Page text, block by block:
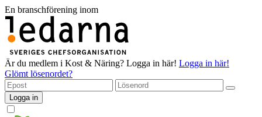
En branschförening inom
Är du medlem i Kost & Näring? Logga in här! Logga in här!
Glömt lösenordet?
Logga in